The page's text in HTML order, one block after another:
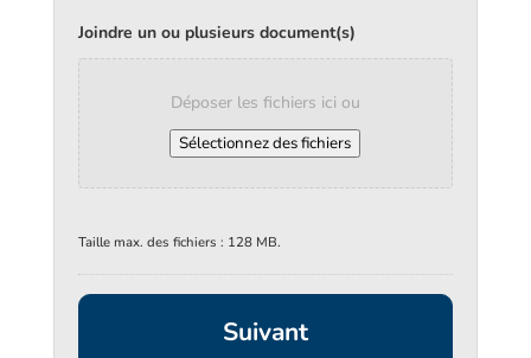
Joindre un ou plusieurs document(s)
Déposer les fichiers ici ou
Sélectionnez des fichiers
Taille max. des fichiers : 128 MB.